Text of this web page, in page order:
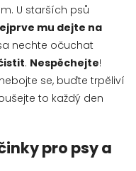
U starších psů
mu dejte na
nechte očuchat
. Nespěchejte!
se, buďte trpěliví
to každý den
pro psy a